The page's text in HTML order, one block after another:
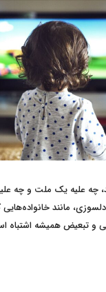
چه علیه یک ملت و چه
مانند
و تبعیض همیشه